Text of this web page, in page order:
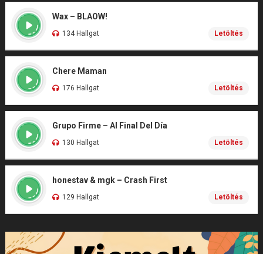
Wax – BLAOW!
134 Hallgat Letöltés
Chere Maman
176 Hallgat Letöltés
Grupo Firme – Al Final Del Día
130 Hallgat Letöltés
honestav & mgk – Crash First
129 Hallgat Letöltés